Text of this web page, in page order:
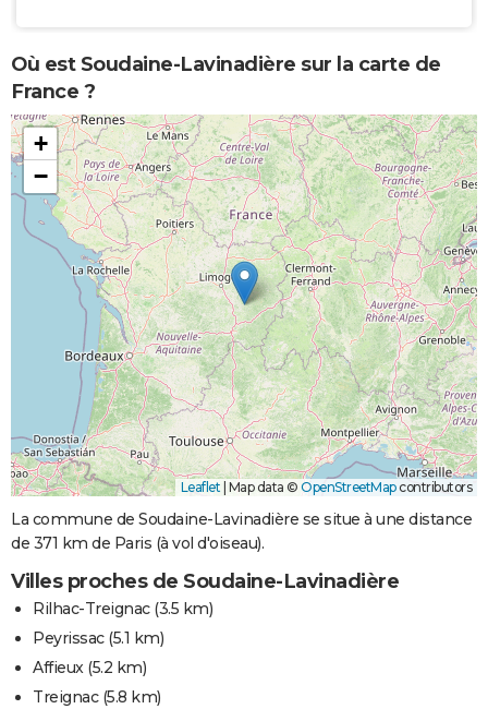
Où est Soudaine-Lavinadière sur la carte de
France ?
+
−
Leaflet Map data © OpenStreetMapcontributors
La commune de Soudaine-Lavinadière se situe à une distance
de 371 km de Paris (à vol d'oiseau).
Villes proches de Soudaine-Lavinadière
Rilhac-Treignac(3.5 km)
Peyrissac(5.1 km)
Affieux(5.2 km)
Treignac(5.8 km)